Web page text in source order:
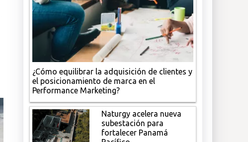
¿Cómo equilibrar la adquisición de clientes y
el posicionamiento de marca en el
Performance Marketing?
Naturgy acelera nueva
subestación para
fortalecer Panamá